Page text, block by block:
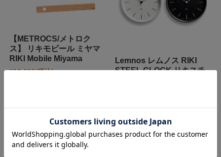
【METROCS/メトロク
ス】 リキモビール ミヤマ
RIKI Mobile Miyama
¥13,200(税込) ～
Lemnos レムノス RIKI
STEEL CLOCK リキスチ